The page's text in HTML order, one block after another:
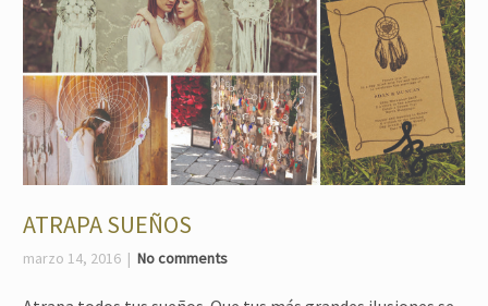
ATRAPA SUEÑOS
marzo 14, 2016 No comments